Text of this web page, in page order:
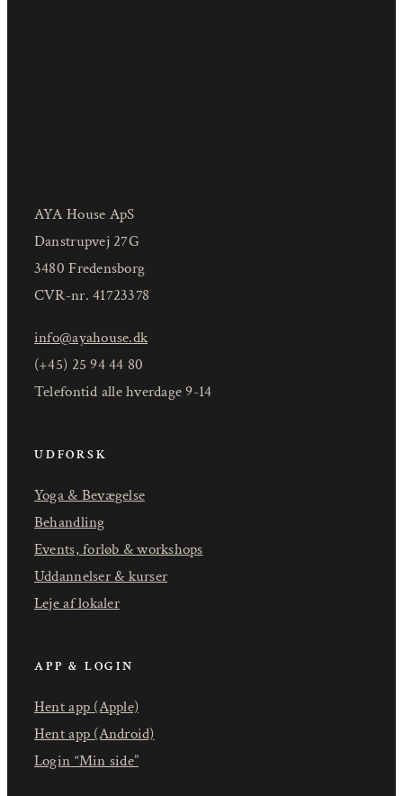
AYA House ApS
Danstrupvej 27G
3480 Fredensborg
CVR-nr. 41723378
info@ayahouse.dk
(+45) 25 94 44 80
Telefontid alle hverdage 9-14
UDFORSK
Yoga & Bevægelse
Behandling
Events, forløb & workshops
Uddannelser & kurser
Leje af lokaler
APP & LOGIN
Hent app (Apple)
Hent app (Android)
Login “Min side”